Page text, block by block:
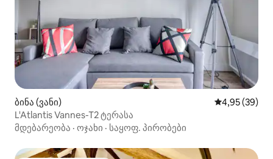
ბინა (ვანი) საშუალო
4,95 (39)
L'Atlantis Vannes-T2 ტერასა
მდებარეობა · ოჯახი · საყოფ. პირობები